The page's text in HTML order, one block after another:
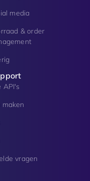
media
& order
API's
vragen